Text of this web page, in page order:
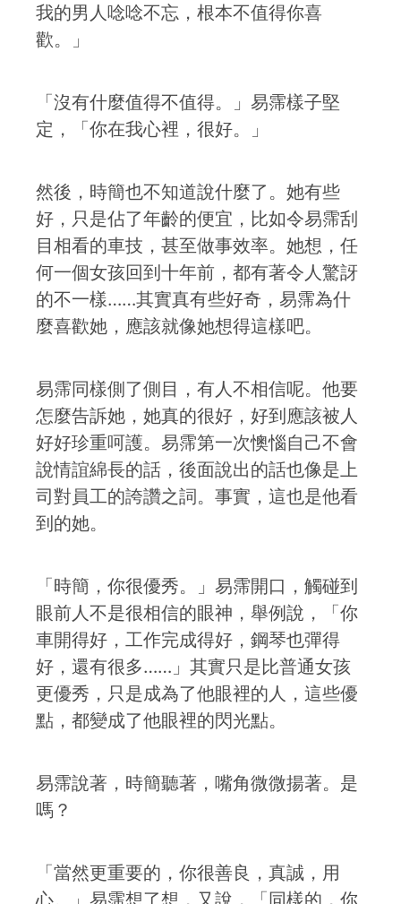
我的男人唸唸不忘，根本不值得你喜
歡。」
「沒有什麼值得不值得。」易霈樣子堅
定，「你在我心裡，很好。」
然後，時簡也不知道說什麼了。她有些
好，只是佔了年齡的便宜，比如令易霈刮
目相看的車技，甚至做事效率。她想，任
何一個女孩回到十年前，都有著令人驚訝
的不一樣……其實真有些好奇，易霈為什
麼喜歡她，應該就像她想得這樣吧。
易霈同樣側了側目，有人不相信呢。他要
怎麼告訴她，她真的很好，好到應該被人
好好珍重呵護。易霈第一次懊惱自己不會
說情誼綿長的話，後面說出的話也像是上
司對員工的誇讚之詞。事實，這也是他看
到的她。
「時簡，你很優秀。」易霈開口，觸碰到
眼前人不是很相信的眼神，舉例說，「你
車開得好，工作完成得好，鋼琴也彈得
好，還有很多……」其實只是比普通女孩
更優秀，只是成為了他眼裡的人，這些優
點，都變成了他眼裡的閃光點。
易霈說著，時簡聽著，嘴角微微揚著。是
嗎？
「當然更重要的，你很善良，真誠，用